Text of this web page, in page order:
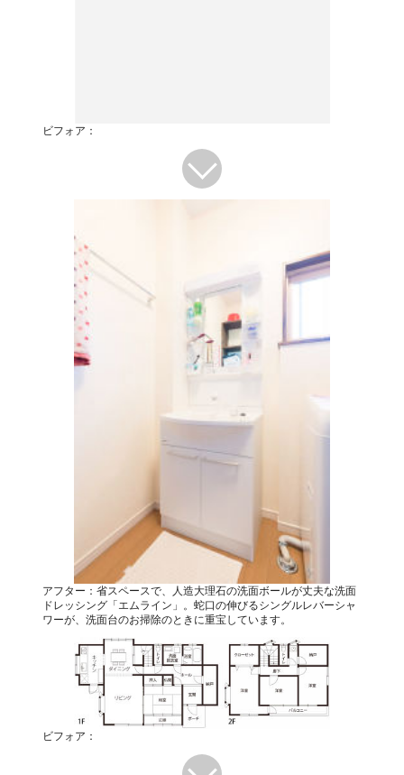
ビフォア：
アフター：省スペースで、人造大理石の洗面ボールが丈夫な洗面
ドレッシング「エムライン」。蛇口の伸びるシングルレバーシャ
ワーが、洗面台のお掃除のときに重宝しています。
ビフォア：